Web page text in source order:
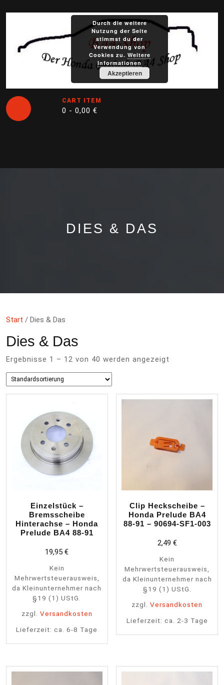
CART ITEM
0 - 0,00 €
Button
DIES & DAS
Start / Dies & Das
Dies & Das
Ergebnisse 1 – 12 von 40 werden angezeigt
Einzelstück –
Bremsscheibe
Hinterachse – Honda
Prelude BA4 88-91
19,95€
Kein
Mehrwertsteuerausweis,
da Kleinunternehmer nach
§19 (1) UStG.
zzgl. Versandkosten
Lieferzeit:ca. 6-8 Tage
Clip Heckscheibe –
Honda Prelude BA4
88-91 – 90694-SF1-003
2,49 €
Kein
Mehrwertsteuerausweis,
da Kleinunternehmer nach
§19 (1) UStG.
zzgl.Versandkosten
Lieferzeit: ca. 2-3 Tage
Durch die weitere
Nutzung der Seite
stimmst du der
Verwendung von
Cookies zu. Weitere
Informationen
Akzeptieren